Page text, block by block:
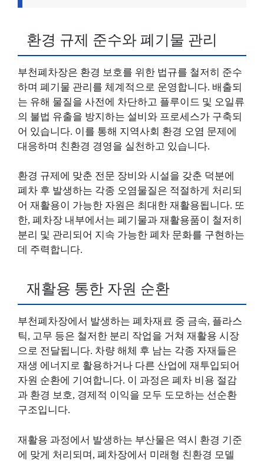
환경 규제 준수와 폐기물 관리
부천폐차장은 환경 보호를 위한 법규를 철저히 준수
하며 폐기물 관리를 체계적으로 운영합니다. 배출되
는 유해 물질을 사전에 차단하고 플루이드 및 오일류
의 불법 유출을 방지하는 설비와 프로세스가 구축되
어 있습니다. 이를 통해 지역사회 환경 오염 문제에
대응하며 친환경 경영을 실천하고 있습니다.
환경 규제에 맞춘 전문 장비와 시설을 갖춘 덕분에
폐차 후 발생하는 각종 오염물질은 적절하게 처리되
어 재활용이 가능한 자원은 최대한 재활용됩니다. 또
한, 폐차장 내부에서는 폐기물과 재활용품이 철저히
분리 및 관리되어 지속 가능한 폐차 문화를 구현하는
데 주력합니다.
재활용 통한 자원 순환
부천폐차장에서 발생하는 폐차재료 중 금속, 플라스
틱, 고무 등은 철저한 분리 작업을 거쳐 재활용 시장
으로 전달됩니다. 차량 해체 후 남는 각종 자재들은
재생 에너지로 활용하거나 다른 산업에 재투입되어
자원 순환에 기여합니다. 이 과정은 폐차 비용 절감
과 환경 보호, 경제적 이익을 모두 도모하는 선순환
구조입니다.
재활용 과정에서 발생하는 부산물은 역시 환경 기준
에 맞게 처리되며, 폐차장에서 미래형 친환경 모델